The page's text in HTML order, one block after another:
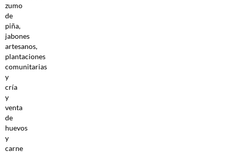
zumo
de
piña,
jabones
artesanos,
plantaciones
comunitarias
y
cría
y
venta
de
huevos
y
carne